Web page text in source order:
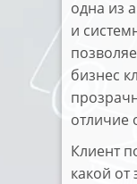
одна из
и
бизнес
отличие
Клиент
какой от